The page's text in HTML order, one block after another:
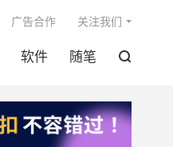
软件 随笔 
广告合作 关注我们